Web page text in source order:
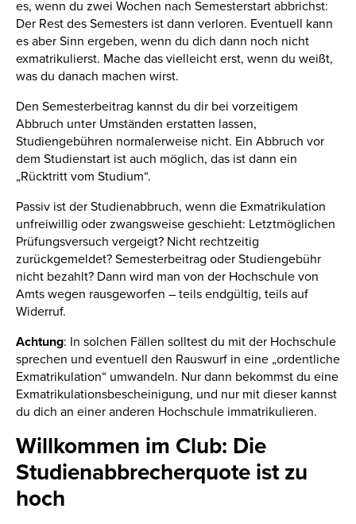
es, wenn du zwei Wochen nach Semesterstart abbrichst:
Der Rest des Semesters ist dann verloren. Eventuell kann
es aber Sinn ergeben, wenn du dich dann noch nicht
exmatrikulierst. Mache das vielleicht erst, wenn du weißt,
was du danach machen wirst.
Den Semesterbeitrag kannst du dir bei vorzeitigem
Abbruch unter Umständen erstatten lassen,
Studiengebühren normalerweise nicht. Ein Abbruch vor
dem Studienstart ist auch möglich, das ist dann ein
„Rücktritt vom Studium“.
Passiv ist der Studienabbruch, wenn die Exmatrikulation
unfreiwillig oder zwangsweise geschieht: Letztmöglichen
Prüfungsversuch vergeigt? Nicht rechtzeitig
zurückgemeldet? Semesterbeitrag oder Studiengebühr
nicht bezahlt? Dann wird man von der Hochschule von
Amts wegen rausgeworfen – teils endgültig, teils auf
Widerruf.
Achtung: In solchen Fällen solltest du mit der Hochschule
sprechen und eventuell den Rauswurf in eine „ordentliche
Exmatrikulation“ umwandeln. Nur dann bekommst du eine
Exmatrikulationsbescheinigung, und nur mit dieser kannst
du dich an einer anderen Hochschule immatrikulieren.
Willkommen im Club: Die
Studienabbrecherquote ist zu
hoch